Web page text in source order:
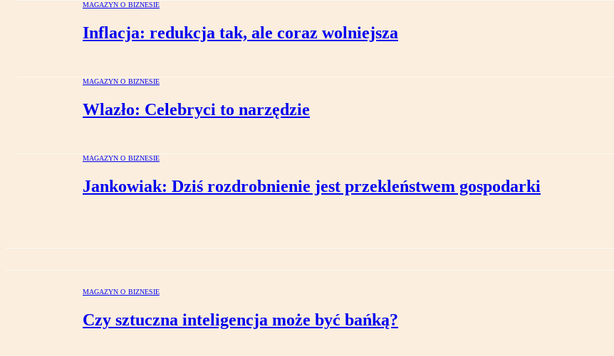
MAGAZYN O BIZNESIE
Inflacja: redukcja tak, ale coraz wolniejsza
MAGAZYN O BIZNESIE
Wlazło: Celebryci to narzędzie
MAGAZYN O BIZNESIE
Jankowiak: Dziś rozdrobnienie jest przekleństwem gospodarki
MAGAZYN O BIZNESIE
Czy sztuczna inteligencja może być bańką?